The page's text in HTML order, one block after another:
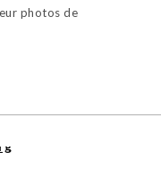
photos de